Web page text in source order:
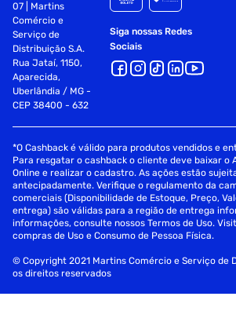
07 | Martins
Comércio e
Serviço de
Distribuição S.A.
Rua Jataí, 1150,
Aparecida,
Uberlândia / MG -
CEP 38400 - 632
Siga nossas Redes
Sociais
*O Cashback é válido para produtos vendidos e
Para resgatar o cashback o cliente deve baixar o
Online e realizar o cadastro. As ações estão
antecipadamente. Verifique o regulamento da
comerciais (Disponibilidade de Estoque, Preço,
entrega) são válidas para a região de entrega
informações, consulte nossos Termos de Uso.
compras de Uso e Consumo de Pessoa Física.
© Copyright 2021 Martins Comércio e Serviço de
os direitos reservados